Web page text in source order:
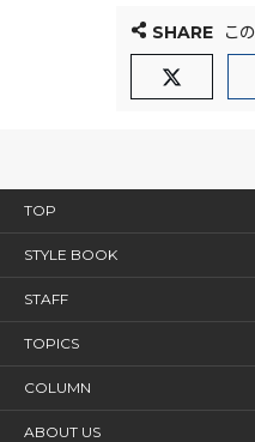
SHARE こ
TOP
STYLE BOOK
STAFF
TOPICS
COLUMN
ABOUT US